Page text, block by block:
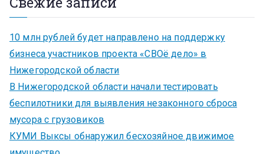
10 млн рублей будет направлено на поддержку
бизнеса участников проекта «СВОё дело» в
Нижегородской области
В Нижегородской области начали тестировать
беспилотники для выявления незаконного сброса
мусора с грузовиков
КУМИ Выксы обнаружил бесхозяйное движимое